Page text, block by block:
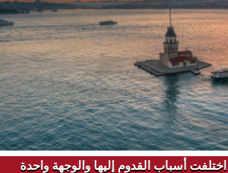
أسباب القدوم إليها والوجهة واحدة